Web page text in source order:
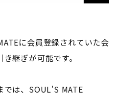
に会員登録されていた会
継ぎが可能です。
では、SOUL'S MATE